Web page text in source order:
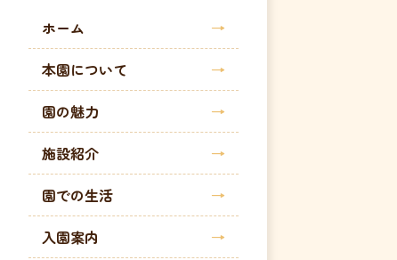
ホーム
本園について
園の魅力
施設紹介
園での生活
入園案内